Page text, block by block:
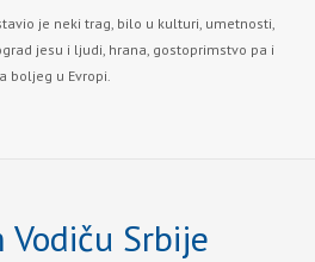
je neki trag, bilo u kulturi, umetnosti,
jesu i ljudi, hrana, gostoprimstvo pa i
boljeg u Evropi.
Vodiču Srbije